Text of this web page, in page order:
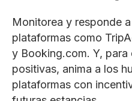
Monitorea y responde
plataformas como
y Booking.com. Y, para
positivas, anima a los
plataformas con